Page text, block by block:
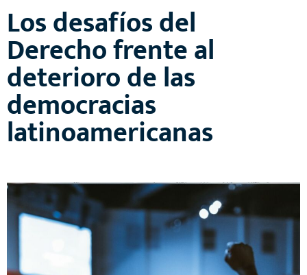
Los desafíos del
Derecho frente al
deterioro de las
democracias
latinoamericanas